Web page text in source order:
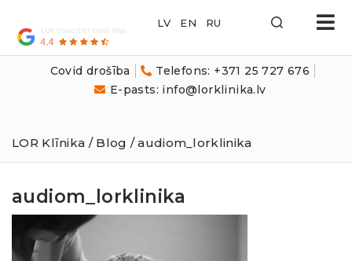
Covid drošība
Telefons: +371 25 727 676
E-pasts: info@lorklinika.lv
LOR
Klīnika
LOR Klīnika / Blog / audiom_lorklinika
audiom_lorklinika